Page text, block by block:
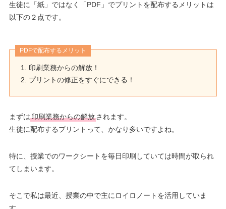
生徒に「紙」ではなく「PDF」でプリントを配布するメリットは
以下の２点です。
PDFで配布するメリット
印刷業務からの解放！
プリントの修正をすぐにできる！
まずは印刷業務からの解放されます。
生徒に配布するプリントって、かなり多いですよね。
特に、授業でのワークシートを毎日印刷していては時間が取られ
てしまいます。
そこで私は最近、授業の中で主にロイロノートを活用していま